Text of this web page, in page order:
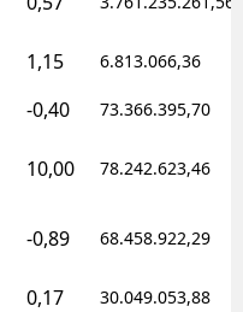
1,15 6.813.066,36
-0,40 73.366.395,70
10,00 78.242.623,46
-0,89 68.458.922,29
0,17 30.049.053,88